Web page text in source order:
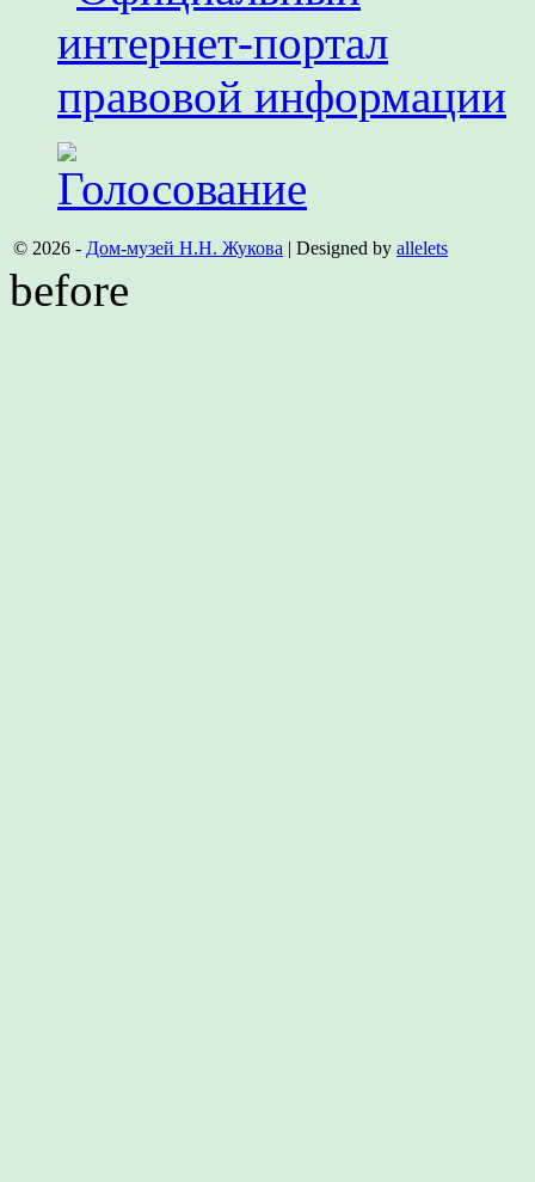
© 2026 - Дом-музей Н.Н. Жукова | Designed by allelets
before